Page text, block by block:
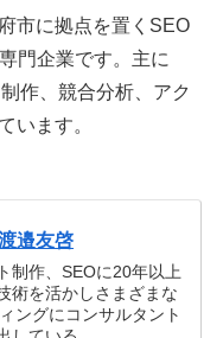
市に拠点を置くSEO
門企業です。主に
作、競合分析、アク
います。
邉友啓
制作、SEOに20年以上
術を活かしさまざまな
ングにコンサルタント